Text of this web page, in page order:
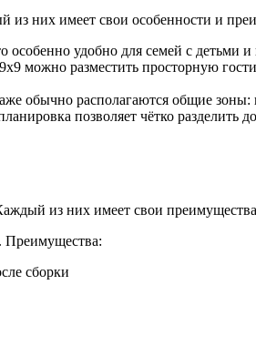
из них имеет свои особенности и
особенно удобно для семей с
можно разместить просторную
обычно располагаются общие зоны:
позволяет чётко
из них имеет свои
Преимущества:
сборки